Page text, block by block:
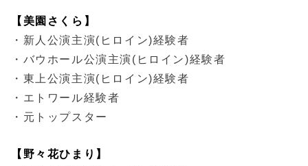
【美園さくら】
・新人公演主演(ヒロイン)経験者
・バウホール公演主演(ヒロイン)経験者
・東上公演主演(ヒロイン)経験者
・エトワール経験者
・元トップスター
【野々花ひまり】